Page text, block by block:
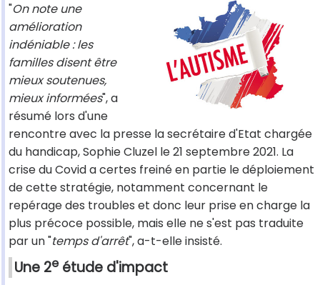
"On note une
amélioration
indéniable : les
familles disent être
mieux soutenues,
mieux informées", a
résumé lors d'une
rencontre avec la presse la secrétaire d'Etat chargée
du handicap, Sophie Cluzel le 21 septembre 2021. La
crise du Covid a certes freiné en partie le déploiement
de cette stratégie, notamment concernant le
repérage des troubles et donc leur prise en charge la
plus précoce possible, mais elle ne s'est pas traduite
par un "temps d'arrêt", a-t-elle insisté.
Une 2eétude d'impact